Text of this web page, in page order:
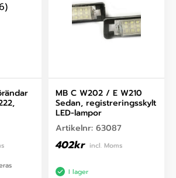
MB C W202 / E W210
Sedan, registreringsskylt
LED-lampor
Artikelnr: 63087
402kr incl. Moms
I lager